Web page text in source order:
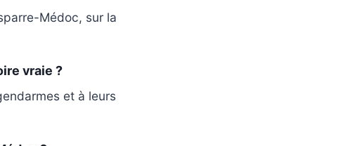
Médoc, sur la
vraie ?
et à leurs